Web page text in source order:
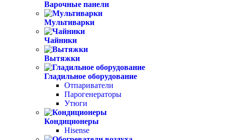
Варочные панели
Мультиварки
Чайники
Вытяжки
Гладильное оборудование
Отпариватели
Парогенераторы
Утюги
Кондиционеры
Hisense